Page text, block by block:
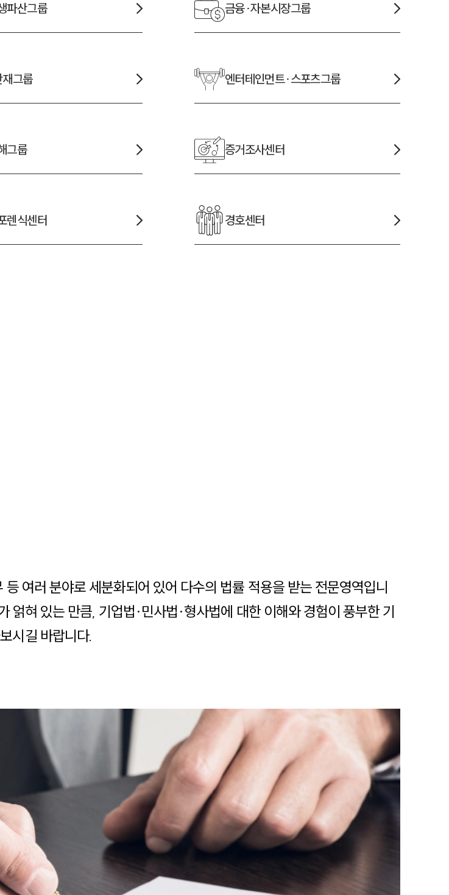
파산그룹 금융·자본시장그룹
그룹 엔터테인먼트·스포츠그룹
그룹 증거조사센터
렌식센터 경호센터
여러 분야로 세분화되어 있어 다수의 법률 적용을 받는 전문영역입니
얽혀 있는 만큼, 기업법·민사법·형사법에 대한 이해와 경험이 풍부한 기
시길 바랍니다.